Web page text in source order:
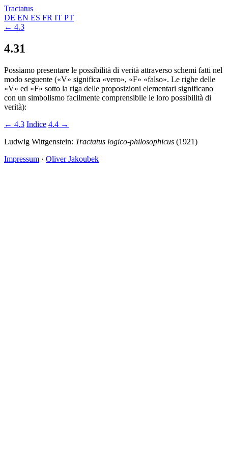
Tractatus
DE EN ES FR IT PT
← 4.3
4.31
Possiamo presentare le possibilità di verità attraverso schemi fatti nel
modo seguente («V» significa «vero», «F» «falso». Le righe delle
«V» ed «F» sotto la riga delle proposizioni elementari significano
con un simbolismo facilmente comprensibile le loro possibilità di
verità):
← 4.3 Indice 4.4 →
Ludwig Wittgenstein: Tractatus logico-philosophicus (1921)
Impressum · Oliver Jakoubek